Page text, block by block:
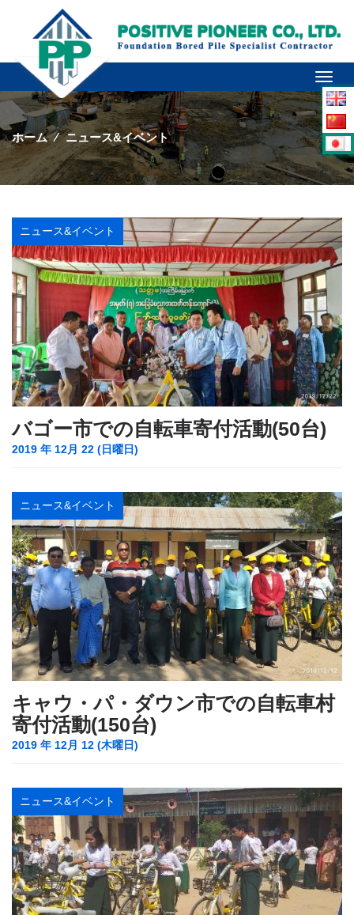
ホーム ⁄ ニュース&イベント
ニュース&イベント
バゴー市での自転車寄付活動(50台)
2019 年 12月 22 (日曜日)
ニュース&イベント
キャウ・パ・ダウン市での自転車村
寄付活動(150台)
2019 年 12月 12 (木曜日)
ニュース&イベント